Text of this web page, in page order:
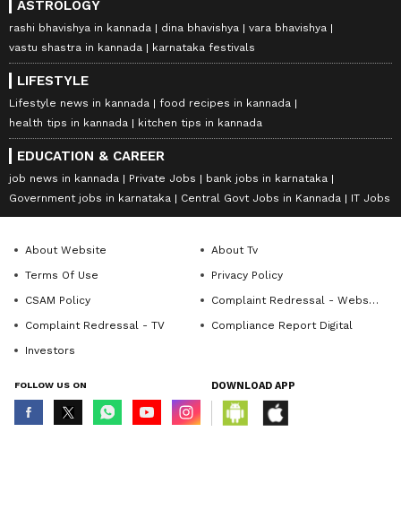
ASTROLOGY
rashi bhavishya in kannada dina bhavishya
vara bhavishya
vastu shastra in kannada
karnataka festivals
LIFESTYLE
Lifestyle news in kannada
food recipes in kannada
health tips in kannada
kitchen tips in kannada
EDUCATION & CAREER
job news in kannada Private Jobs
bank jobs in karnataka
Government jobs in karnataka
Central Govt Jobs in Kannada IT Jobs
About Website
About Tv
Terms Of Use
Privacy Policy
CSAM Policy
Complaint Redressal - Website
Complaint Redressal - TV
Compliance Report Digital
Investors
FOLLOW US ON DOWNLOAD APP